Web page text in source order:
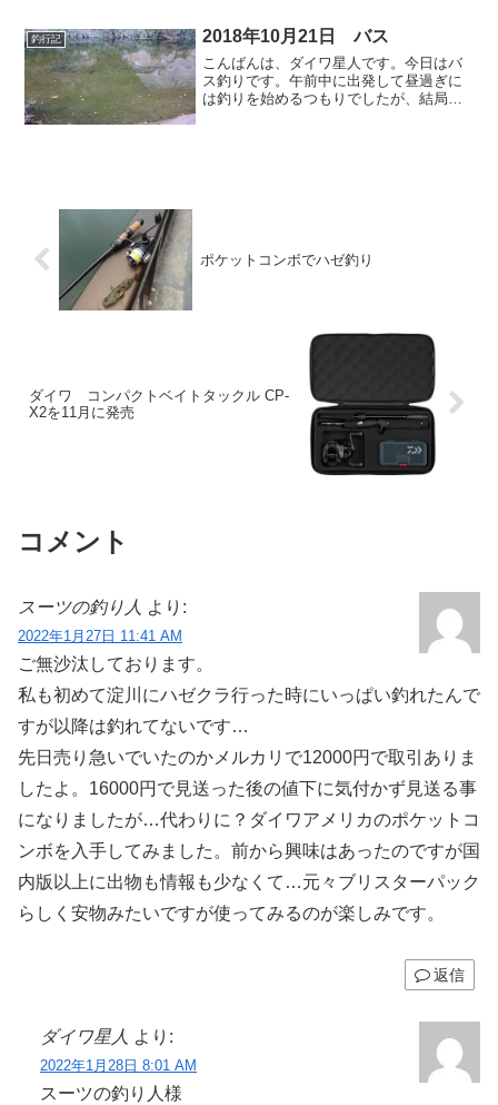
（22イグジスト）ローター、MCギアで再
登場か。それ...
釣行記 2018年10月21日 バス
こんばんは、ダイワ星人です。今日はバ
ス釣りです。午前中に出発して昼過ぎに
は釣りを始めるつもりでしたが、結局出
ポケットコンボでハゼ釣り
ダイワ コンパクトベイトタックル CP-
X2を11月に発売
コメント
スーツの釣り人 より:
2022年1月27日 11:41 AM
ご無沙汰しております。
私も初めて淀川にハゼクラ行った時にいっぱい釣れたんで
すが以降は釣れてないです…
先日売り急いでいたのかメルカリで12000円で取引ありま
したよ。16000円で見送った後の値下に気付かず見送る事
になりましたが…代わりに？ダイワアメリカのポケットコ
ンボを入手してみました。前から興味はあったのですが国
内版以上に出物も情報も少なくて…元々ブリスターパック
らしく安物みたいですが使ってみるのが楽しみです。
返信
ダイワ星人 より:
2022年1月28日 8:01 AM
スーツの釣り人様